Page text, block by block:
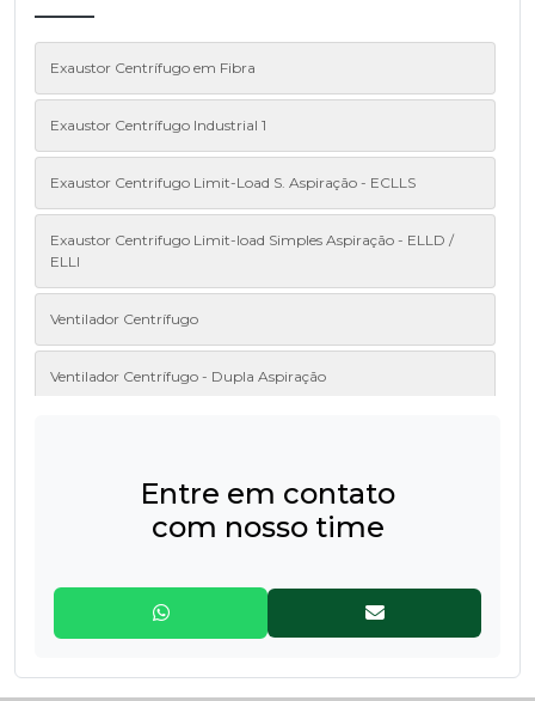
Exaustor Centrífugo em Fibra
Exaustor Centrífugo Industrial 1
Exaustor Centrifugo Limit-Load S. Aspiração - ECLLS
Exaustor Centrifugo Limit-load Simples Aspiração - ELLD /
ELLI
Ventilador Centrífugo
Ventilador Centrífugo - Dupla Aspiração
Entre em contato
com nosso time